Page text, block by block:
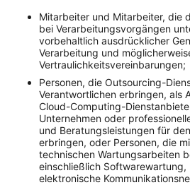
Mitarbeiter und Mitarbeiter, die
bei Verarbeitungsvorgängen
vorbehaltlich ausdrücklicher
Verarbeitung und
Vertraulichkeitsvereinbarungen;
Personen, die Outsourcing-
Verantwortlichen erbringen, als
Cloud-Computing-
Unternehmen oder
und Beratungsleistungen für
erbringen, oder Personen, die
technischen Wartungsarbeiten
einschließlich
elektronische